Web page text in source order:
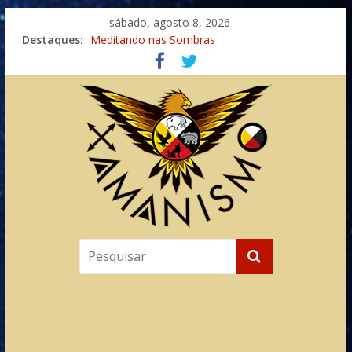
sábado, agosto 8, 2026
Destaques: Meditando nas Sombras
Autosuficiência: A Jornada do Espírito Ancestral
Xamanismo Universal
Totens – Caminho Espiritual – Crescimento
Imaginação na Cura